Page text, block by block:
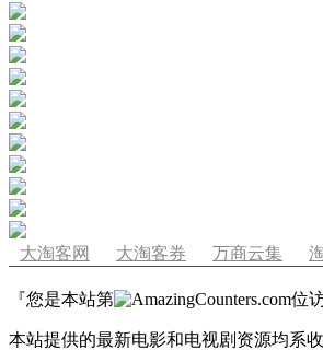
大淘客网 大淘客券 万商云集
『您是本站第 位
本站提供的最新电影和电视剧资源均系